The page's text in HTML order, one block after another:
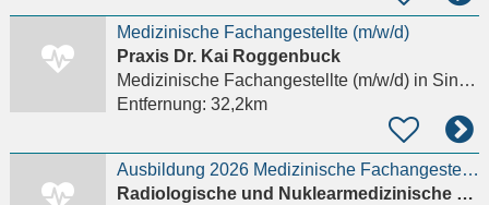
Medizinische Fachangestellte (m/w/d)
Praxis Dr. Kai Roggenbuck
Medizinische Fachangestellte (m/w/d)in Sinsheim, Reihen
Entfernung: 32,2km
Ausbildung 2026 Medizinische Fachangestellte (m/w/d)
Radiologische und Nuklearmedizinische Praxis Rastatt